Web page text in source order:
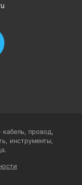
провод,
инструменты,